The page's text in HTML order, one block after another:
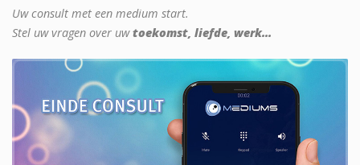
Uw consult met een medium start.
Stel uw vragen over uwtoekomst, liefde, werk...